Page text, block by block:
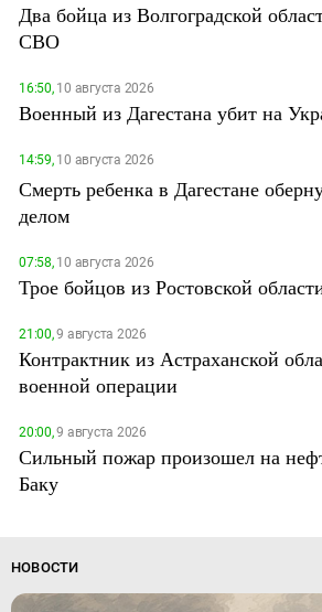
Два бойца из Волгоградской
СВО
16:50,10 августа 2026
Военный из Дагестана убит на
14:59,10 августа 2026
Смерть ребенка в Дагестане
делом
07:58,10 августа 2026
Трое бойцов из Ростовской
21:00,9 августа 2026
Контрактник из Астраханской
военной операции
20:00,9 августа 2026
Сильный пожар произошел на
Баку
НОВОСТИ